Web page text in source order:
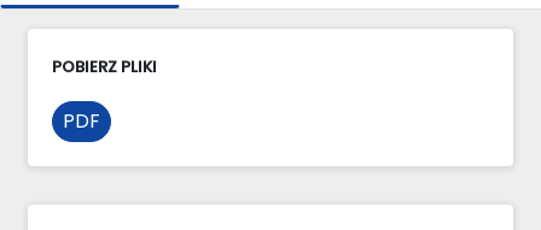
POBIERZ PLIKI
PDF